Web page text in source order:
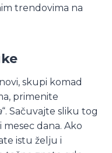
trendovima na
skupi komad
primenite
“. Sačuvajte sliku tog
dana. Ako
istu želju i